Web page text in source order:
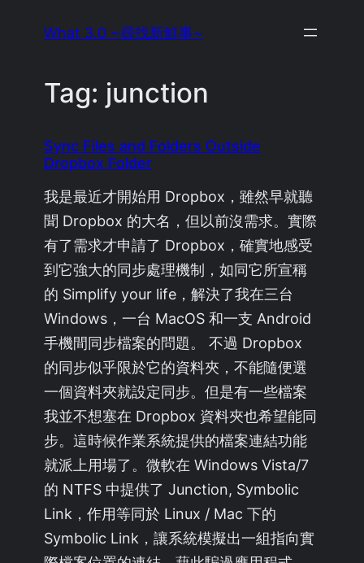
What 3.0 ~尋找新鮮事~
Tag: junction
Sync Files and Folders Outside
Dropbox Folder
我是最近才開始用 Dropbox，雖然早就聽
聞 Dropbox 的大名，但以前沒需求。實際
有了需求才申請了 Dropbox，確實地感受
到它強大的同步處理機制，如同它所宣稱
的 Simplify your life，解決了我在三台
Windows，一台 MacOS 和一支 Android
手機間同步檔案的問題。 不過 Dropbox
的同步似乎限於它的資料夾，不能隨便選
一個資料夾就設定同步。但是有一些檔案
我並不想塞在 Dropbox 資料夾也希望能同
步。這時候作業系統提供的檔案連結功能
就派上用場了。微軟在 Windows Vista/7
的 NTFS 中提供了 Junction, Symbolic
Link，作用等同於 Linux / Mac 下的
Symbolic Link，讓系統模擬出一組指向實